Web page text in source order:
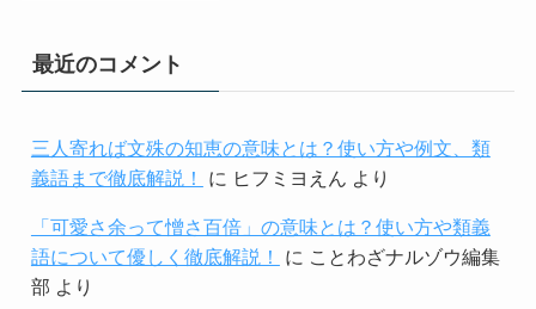
最近のコメント
三人寄れば文殊の知恵の意味とは？使い方や例文、類
義語まで徹底解説！
に ヒフミヨえん より
「可愛さ余って憎さ百倍」の意味とは？使い方や類義
語について優しく徹底解説！
に ことわざナルゾウ編集
部 より